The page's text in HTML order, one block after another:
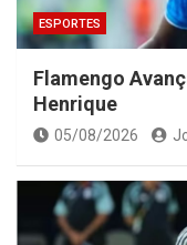
ESPORTES
Flamengo
Henrique
05/08/2026